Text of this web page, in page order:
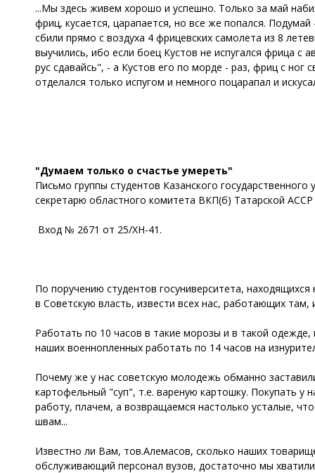
...Мы здесь живем хорошо и успешно. Только за май
фриц, кусается, царапается, но все же попался.
сбили прямо с воздуха 4 фрицевских самолета из 8
выучились, ибо если боец Кустов не испугался фрица с
рус сдавайсь", - а Кустов его по морде - раз, фриц с ног
отделался только испугом и немного поцарапал и
"Думаем только о счастье умереть"
Письмо группы студентов Казанского государственного
секретарю областного комитета ВКП(б) Татарской АССР
Вход № 2671 от 25/ХН-41.
По поручению студентов госуниверситета,
в Советскую власть, извести всех нас, работающих
Работать по 10 часов в такие морозы и в такой
наших военнопленных работать по 14 часов на
Почему же у нас советскую молодежь обманно
картофельный "суп", т.е. вареную картошку. Покупать у
работу, плачем, а возвращаемся настолько усталые,
швам...
Известно ли Вам, тов.Алемасов, сколько наших
обслуживающий персонал вузов, достаточно мы